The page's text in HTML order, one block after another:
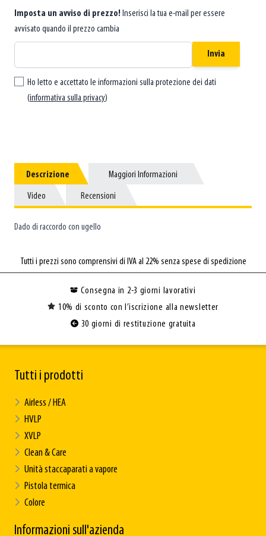
Imposta un avviso di prezzo! Inserisci la tua e-mail per essere
avvisato quando il prezzo cambia
Invia
Ho letto e accettato le informazioni sulla protezione dei dati
(informativa sulla privacy)
Descrizione
Descrizione Maggiori Informazioni
Maggiori Informazioni
Video
Video Recensioni
Recensioni
Dado di raccordo con ugello
Tutti i prezzi sono comprensivi di IVA al 22% senza spese di spedizione
Consegna in 2-3 giorni lavorativi
10% di sconto con l’iscrizione alla newsletter
30 giorni di restituzione gratuita
Tutti i prodotti
Airless / HEA
HVLP
XVLP
Clean & Care
Unità staccaparati a vapore
Pistola termica
Colore
Informazioni sull'azienda